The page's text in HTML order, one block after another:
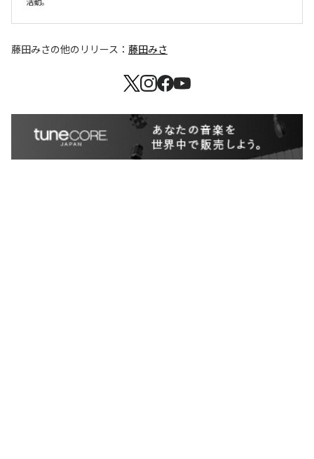
藤田みさの他のリリース： 藤田みさ